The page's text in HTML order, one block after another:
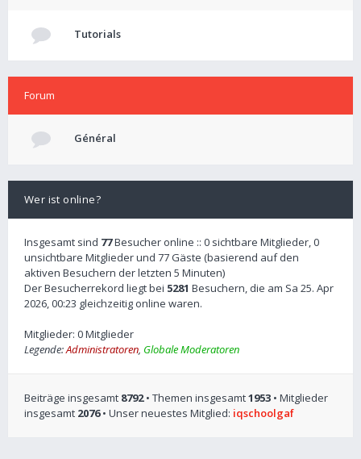
Tutorials
Forum
Général
Wer ist online?
Insgesamt sind 77Besucher online :: 0 sichtbare Mitglieder, 0
unsichtbare Mitglieder und 77 Gäste (basierend auf den
aktiven Besuchern der letzten 5 Minuten)
Der Besucherrekord liegt bei 5281 Besuchern, die am Sa 25. Apr
2026, 00:23 gleichzeitig online waren.
Mitglieder: 0 Mitglieder
Legende:Administratoren, Globale Moderatoren
Beiträge insgesamt 8792• Themen insgesamt1953 • Mitglieder
insgesamt 2076• Unser neuestes Mitglied: iqschoolgaf